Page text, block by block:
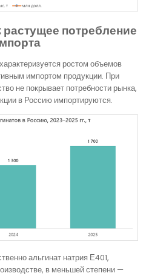
потребление
ростом объемов
импортом продукции. При
не покрывает потребности рынка,
в Россию импортируются.
альгинат натрия Е401,
в меньшей степени —